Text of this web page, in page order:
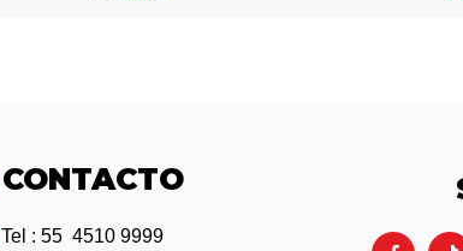
CONTACTO
Tel : 55 4510 9999